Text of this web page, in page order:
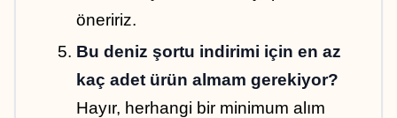
öneririz.
Bu deniz şortu indirimi için en az
kaç adet ürün almam gerekiyor?
Hayır, herhangi bir minimum alım